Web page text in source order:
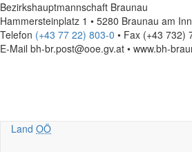
Bezirkshauptmannschaft Braunau
Hammersteinplatz 1 • 5280 Braunau am Inn
Telefon (+43 77 22) 803-0 • Fax (+43 732)
E-Mail bh-br.post@ooe.gv.at • www.bh-
Land OÖ